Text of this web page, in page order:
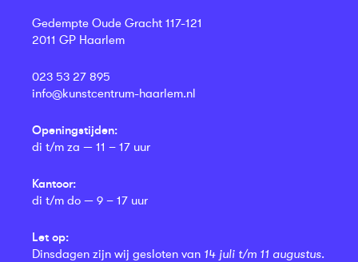
Gedempte Oude Gracht 117-121
2011 GP Haarlem
023 53 27 895
info@kunstcentrum-haarlem.nl
Openingstijden:
di t/m za — 11 – 17 uur
Kantoor:
di t/m do — 9 – 17 uur
Let op:
Dinsdagen zijn wij gesloten van 14 juli t/m 11 augustus.